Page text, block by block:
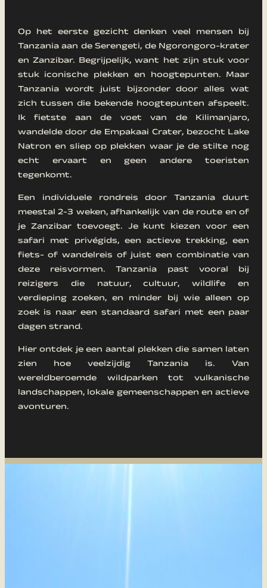
Op het eerste gezicht denken veel mensen bij
Tanzania aan de Serengeti, de Ngorongoro-krater
en Zanzibar. Begrijpelijk, want het zijn stuk voor
stuk iconische plekken en hoogtepunten. Maar
Tanzania wordt juist bijzonder door alles wat
zich tussen die bekende hoogtepunten afspeelt.
Ik fietste aan de voet van de Kilimanjaro,
wandelde door de Empakaai Crater, bezocht Lake
Natron en sliep op plekken waar je de stilte nog
echt ervaart en geen andere toeristen
tegenkomt.
Een individuele rondreis door Tanzania duurt
meestal 2-3 weken, afhankelijk van de route en of
je Zanzibar toevoegt. Je kunt kiezen voor een
safari met privégids, een actieve trekking, een
fiets- of wandelreis of juist een combinatie van
deze reisvormen. Tanzania past vooral bij
reizigers die natuur, cultuur, wildlife en
verdieping zoeken, en minder bij wie alleen op
zoek is naar een standaard safari met een paar
dagen strand.
Hier ontdek je een aantal plekken die samen laten
zien hoe veelzijdig Tanzania is. Van
wereldberoemde wildparken tot vulkanische
landschappen, lokale gemeenschappen en actieve
avonturen.